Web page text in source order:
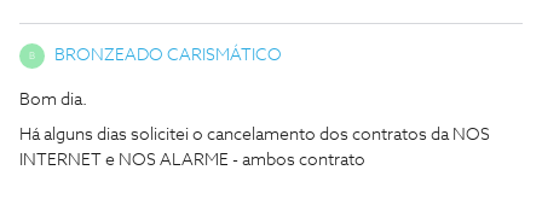
B BRONZEADO CARISMÁTICO
Bom dia.
Há alguns dias solicitei o cancelamento dos contratos da NOS
INTERNET e NOS ALARME - ambos contrato